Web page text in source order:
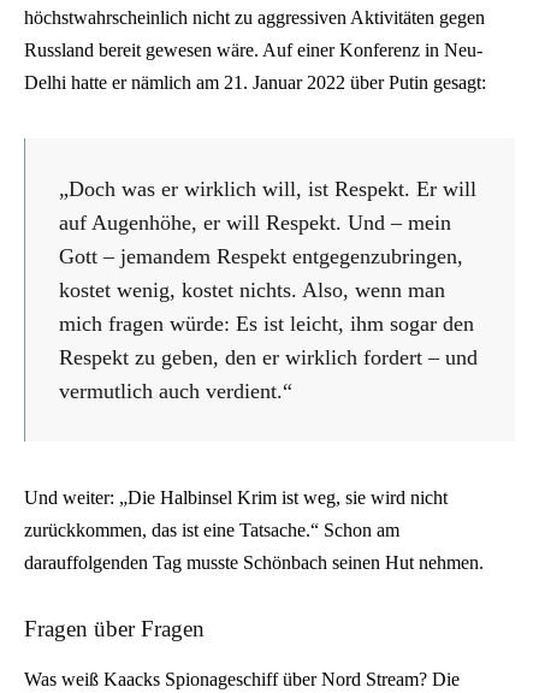
höchstwahrscheinlich nicht zu aggressiven Aktivitäten gegen
Russland bereit gewesen wäre. Auf einer Konferenz in Neu-
Delhi hatte er nämlich am 21. Januar 2022 über Putin gesagt:
„Doch was er wirklich will, ist Respekt. Er will
auf Augenhöhe, er will Respekt. Und – mein
Gott – jemandem Respekt entgegenzubringen,
kostet wenig, kostet nichts. Also, wenn man
mich fragen würde: Es ist leicht, ihm sogar den
Respekt zu geben, den er wirklich fordert – und
vermutlich auch verdient.“
Und weiter: „Die Halbinsel Krim ist weg, sie wird nicht
zurückkommen, das ist eine Tatsache.“ Schon am
darauffolgenden Tag musste Schönbach seinen Hut nehmen.
Fragen über Fragen
Was weiß Kaacks Spionageschiff über Nord Stream? Die